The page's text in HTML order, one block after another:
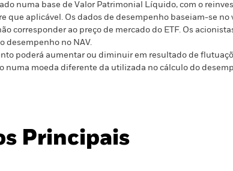
numa base de Valor Patrimonial Líquido, com o
que aplicável. Os dados de desempenho baseiam-se
corresponder ao preço de mercado do ETF. Os
desempenho no NAV.
poderá aumentar ou diminuir em resultado de
numa moeda diferente da utilizada no cálculo do
Principais